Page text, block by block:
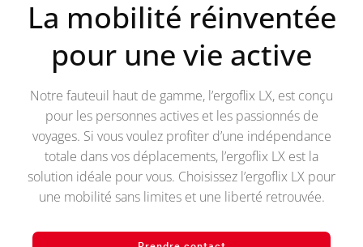
La mobilité réinventée
pour une vie active
Notre fauteuil haut de gamme, l’ergoflix LX, est conçu
pour les personnes actives et les passionnés de
voyages. Si vous voulez profiter d’une indépendance
totale dans vos déplacements, l’ergoflix LX est la
solution idéale pour vous. Choisissez l’ergoflix LX pour
une mobilité sans limites et une liberté retrouvée.